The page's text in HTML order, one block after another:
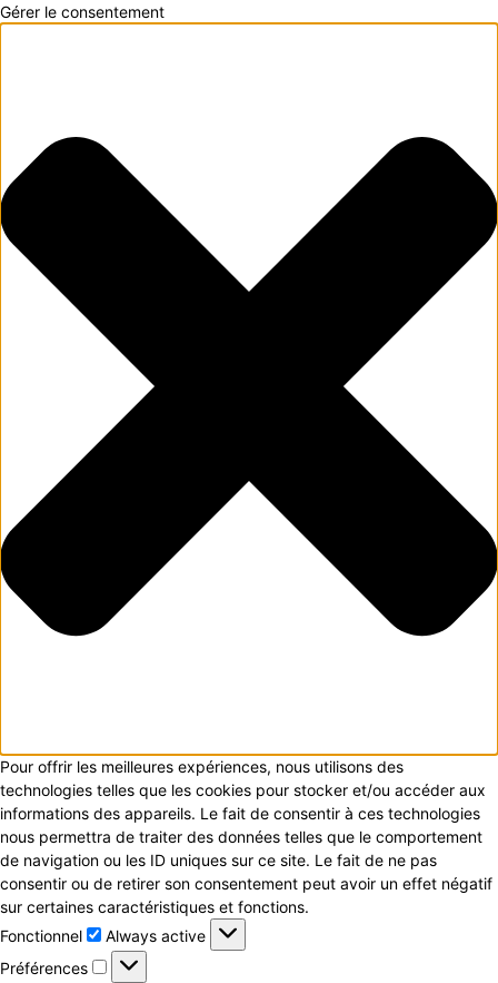
Gérer le consentement
Pour offrir les meilleures expériences, nous utilisons des
technologies telles que les cookies pour stocker et/ou accéder aux
informations des appareils. Le fait de consentir à ces technologies
nous permettra de traiter des données telles que le comportement
de navigation ou les ID uniques sur ce site. Le fait de ne pas
consentir ou de retirer son consentement peut avoir un effet négatif
sur certaines caractéristiques et fonctions.
Fonctionnel
Fonctionnel
Always active
Préférences
Préférences